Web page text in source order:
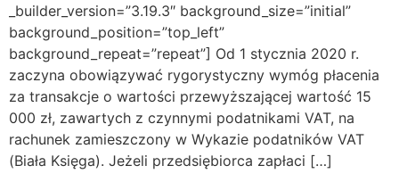
_builder_version=”3.19.3″ background_size=”initial”
background_position=”top_left”
background_repeat=”repeat”] Od 1 stycznia 2020 r.
zaczyna obowiązywać rygorystyczny wymóg płacenia
za transakcje o wartości przewyższającej wartość 15
000 zł, zawartych z czynnymi podatnikami VAT, na
rachunek zamieszczony w Wykazie podatników VAT
(Biała Księga). Jeżeli przedsiębiorca zapłaci […]